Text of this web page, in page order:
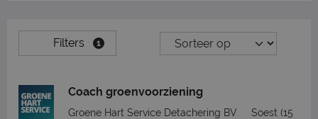
Filters 1
Coach groenvoorziening
Groene Hart Service Detachering BV Soest (15